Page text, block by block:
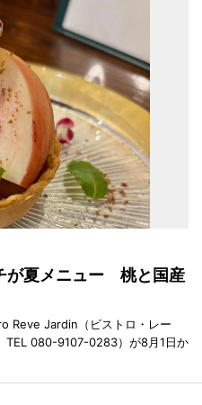
が夏メニュー 桃と国産
Reve Jardin（ビストロ・レー
TEL 080-9107-0283）が8月1日か